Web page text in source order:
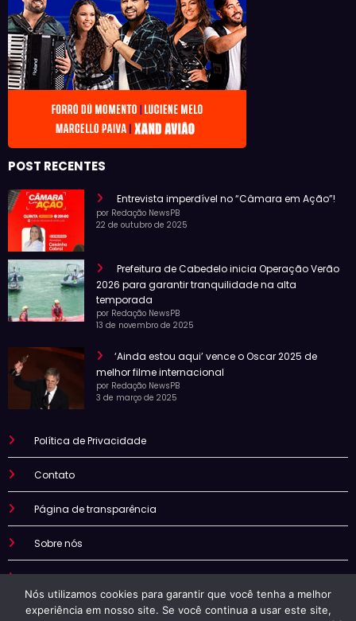
POST RECENTES
Entrevista imperdível no “Câmara em Ação”!
por Redação NewsPB
22 de outubro de 2025
Prefeitura de Cabedelo inicia Operação Verão
2026 para garantir tranquilidade na alta
temporada
por Redação NewsPB
13 de novembro de 2025
‘Ainda estou aqui’ vence o Oscar 2025 de
melhor filme internacional
por Redação NewsPB
3 de março de 2025
Política de Privacidade
Contato
Página de transparência
Sobre nós
Termo de uso
Nós utilizamos cookies para garantir que você tenha a melhor
experiência em nosso site. Se você continua a usar este site,